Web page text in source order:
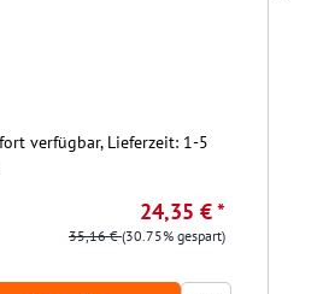
verfügbar, Lieferzeit: 1-5
24,35 € *
35,16 €(30.75% gespart)